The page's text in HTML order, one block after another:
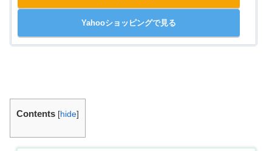
Yahooショッピングで見る
Contents [hide]